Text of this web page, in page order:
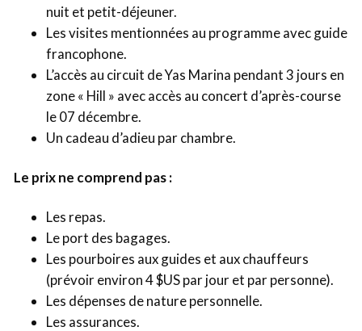
nuit et petit-déjeuner.
Les visites mentionnées au programme avec guide
francophone.
L’accès au circuit de Yas Marina pendant 3 jours en
zone « Hill » avec accès au concert d’après-course
le 07 décembre.
Un cadeau d’adieu par chambre.
Le prix ne comprend pas :
Les repas.
Le port des bagages.
Les pourboires aux guides et aux chauffeurs
(prévoir environ 4 $US par jour et par personne).
Les dépenses de nature personnelle.
Les assurances.